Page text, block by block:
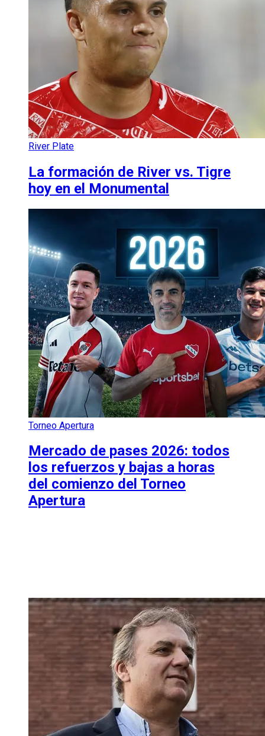
River Plate
La formación de River vs. Tigre
hoy en el Monumental
Torneo Apertura
Mercado de pases 2026: todos
los refuerzos y bajas a horas
del comienzo del Torneo
Apertura